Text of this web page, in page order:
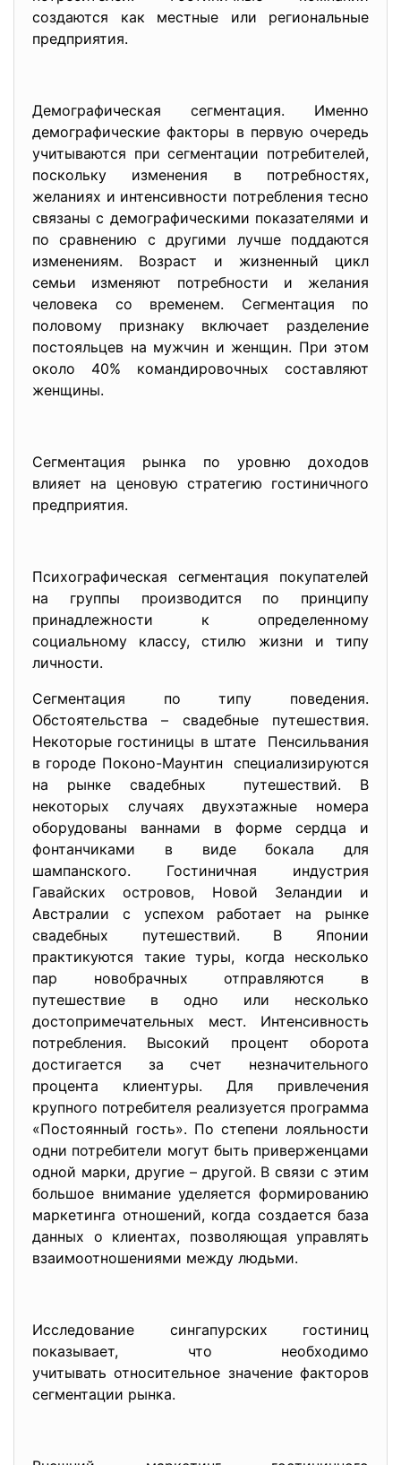
создаются как местные или региональные
предприятия.
Демографическая сегментация. Именно
демографические факторы в первую очередь
учитываются при сегментации потребителей,
поскольку изменения в потребностях,
желаниях и интенсивности потребления тесно
связаны с демографическими показателями и
по сравнению с другими лучше поддаются
изменениям. Возраст и жизненный цикл
семьи изменяют потребности и желания
человека со временем. Сегментация по
половому признаку включает разделение
постояльцев на мужчин и женщин. При этом
около 40% командировочных составляют
женщины.
Сегментация рынка по уровню доходов
влияет на ценовую стратегию гостиничного
предприятия.
Психографическая сегментация покупателей
на группы производится по принципу
принадлежности к определенному
социальному классу, стилю жизни и типу
личности.
Сегментация по типу поведения.
Обстоятельства – свадебные путешествия.
Некоторые гостиницы в штате Пенсильвания
в городе Поконо-Маунтин специализируются
на рынке свадебных путешествий. В
некоторых случаях двухэтажные номера
оборудованы ваннами в форме сердца и
фонтанчиками в виде бокала для
шампанского. Гостиничная индустрия
Гавайских островов, Новой Зеландии и
Австралии с успехом работает на рынке
свадебных путешествий. В Японии
практикуются такие туры, когда несколько
пар новобрачных отправляются в
путешествие в одно или несколько
достопримечательных мест. Интенсивность
потребления. Высокий процент оборота
достигается за счет незначительного
процента клиентуры. Для привлечения
крупного потребителя реализуется программа
«Постоянный гость». По степени лояльности
одни потребители могут быть приверженцами
одной марки, другие – другой. В связи с этим
большое внимание уделяется формированию
маркетинга отношений, когда создается база
данных о клиентах, позволяющая управлять
взаимоотношениями между людьми.
Исследование сингапурских гостиниц
показывает, что необходимо
учитывать относительное значение факторов
сегментации рынка.